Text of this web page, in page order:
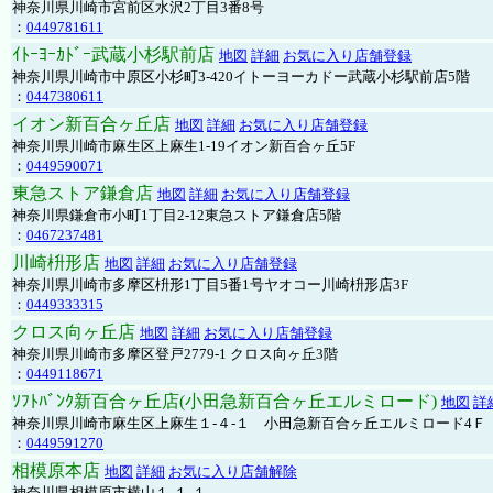
神奈川県川崎市宮前区水沢2丁目3番8号
： 0449781611
ｲﾄｰﾖｰｶﾄﾞｰ武蔵小杉駅前店 地図 詳細 お気に入り店舗登録
神奈川県川崎市中原区小杉町3-420イトーヨーカドー武蔵小杉駅前店5階
： 0447380611
イオン新百合ヶ丘店 地図 詳細 お気に入り店舗登録
神奈川県川崎市麻生区上麻生1-19イオン新百合ヶ丘5F
： 0449590071
東急ストア鎌倉店 地図 詳細 お気に入り店舗登録
神奈川県鎌倉市小町1丁目2-12東急ストア鎌倉店5階
： 0467237481
川崎枡形店 地図 詳細 お気に入り店舗登録
神奈川県川崎市多摩区枡形1丁目5番1号ヤオコー川崎枡形店3F
： 0449333315
クロス向ヶ丘店 地図 詳細 お気に入り店舗登録
神奈川県川崎市多摩区登戸2779-1 クロス向ヶ丘3階
： 0449118671
ｿﾌﾄﾊﾞﾝｸ新百合ヶ丘店(小田急新百合ヶ丘エルミロード) 地図 詳
神奈川県川崎市麻生区上麻生１-４-１ 小田急新百合ヶ丘エルミロード4Ｆ
： 0449591270
相模原本店 地図 詳細 お気に入り店舗解除